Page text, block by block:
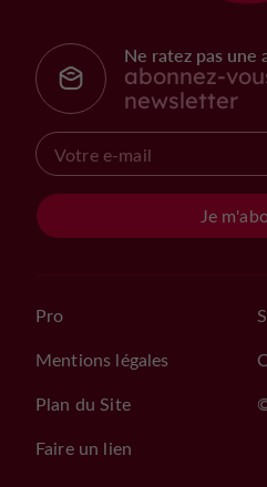
Ne ratez pas une
abonnez-
newsletter
Je
Pro
Mentions légales
Plan du Site
Faire un lien